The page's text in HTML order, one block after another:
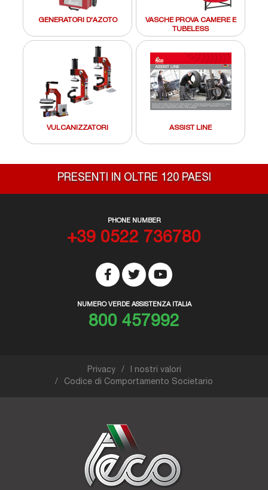
GENERATORI D'AZOTO
VASCHE PROVA CAMERE E
TUBELESS
VULCANIZZATORI ASSIST LINE
PRESENTI IN OLTRE 120 PAESI
PHONE NUMBER
+39 0522 736780
NUMERO VERDE ASSISTENZA ITALIA
800 457992
Privacy
I nostri valori
Codice di Comportamento Societario